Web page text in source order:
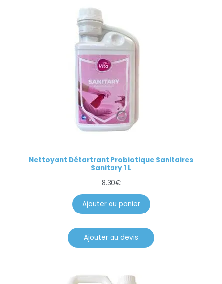
Nettoyant Détartrant Probiotique Sanitaires
Sanitary 1 L
8.30€
Ajouter au panier
Ajouter au devis